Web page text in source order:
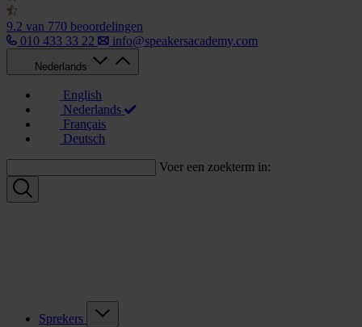
9.2 van 770 beoordelingen
010 433 33 22
info@speakersacademy.com
Nederlands
English
Nederlands
Français
Deutsch
Voer een zoekterm in:
Sprekers